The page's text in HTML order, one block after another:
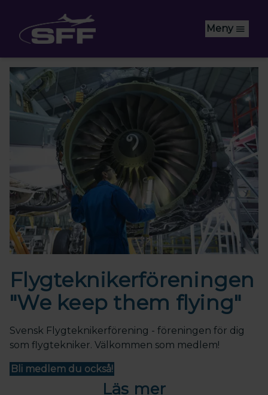
Meny
Flygtekniker­föreningen
"We keep them flying"
Svensk Flygteknikerförening - föreningen för dig
som flygtekniker. Välkommen som medlem!
Bli medlem du också!
Läs mer